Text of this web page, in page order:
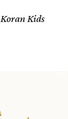
Koran Kids